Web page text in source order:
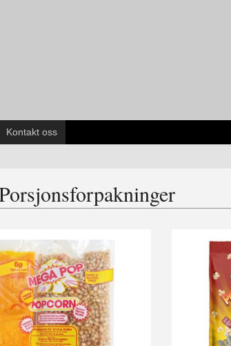
Kontakt oss